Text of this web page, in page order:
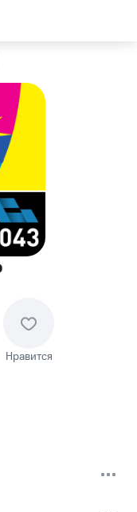
Нравится